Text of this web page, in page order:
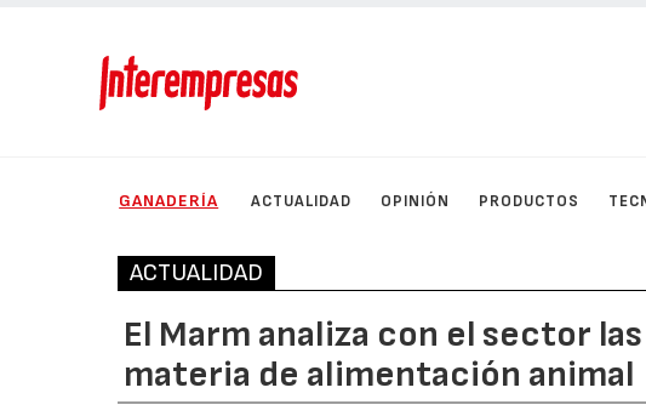
GANADERÍA ACTUALIDAD OPINIÓN PRODUCTOS
ACTUALIDAD
El Marm analiza con el sector
materia de alimentación animal